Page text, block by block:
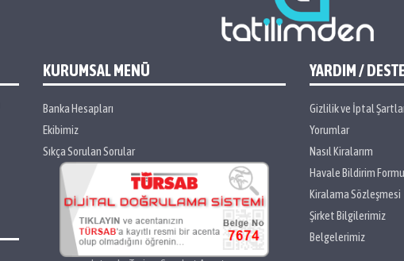
KURUMSAL MENÜ
Banka Hesapları
Ekibimiz
Sıkça Sorulan Sorular
YARDIM /
Gizlilik ve İptal
Yorumlar
Nasıl Kiralarım
Havale Bildirim Formu
Kiralama Sözleşmesi
Şirket Bilgilerimiz
Belgelerimiz